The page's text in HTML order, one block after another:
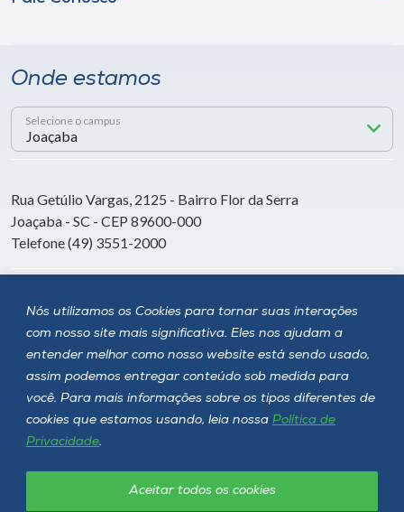
Nós utilizamos os Cookies para tornar suas interações
com nosso site mais significativa. Eles nos ajudam a
entender melhor como nosso website está sendo usado,
assim podemos entregar conteúdo sob medida para
você. Para mais informações sobre os tipos diferentes de
cookies que estamos usando, leia nossa Política de
Privacidade.
Aceitar todos os cookies
Onde estamos
Selecione o campus
Rua Getúlio Vargas, 2125 - Bairro Flor da Serra
Joaçaba - SC - CEP 89600-000
Telefone (49) 3551-2000
Siga a Unoesc